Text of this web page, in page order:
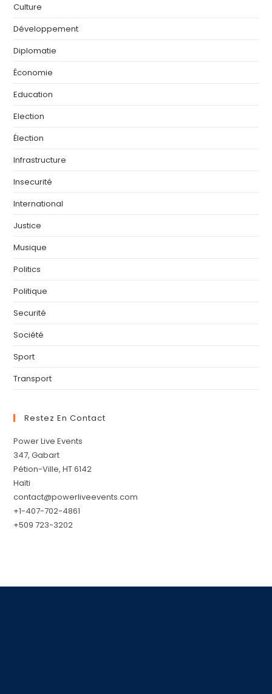
Culture
Développement
Diplomatie
Économie
Education
Election
Élection
Infrastructure
Insecurité
International
Justice
Musique
Politics
Politique
Securité
Société
Sport
Transport
Restez En Contact
Power Live Events
347, Gabart
Pétion-Ville, HT 6142
Haïti
contact@powerliveevents.com
+1-407-702-4861
+509 723-3202